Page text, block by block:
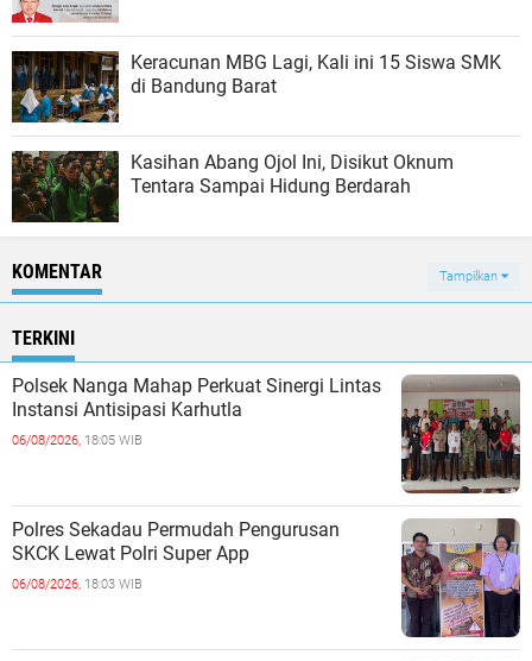
Keracunan MBG Lagi, Kali ini 15 Siswa SMK
di Bandung Barat
Kasihan Abang Ojol Ini, Disikut Oknum
Tentara Sampai Hidung Berdarah
KOMENTAR Tampilkan
TERKINI
Polsek Nanga Mahap Perkuat Sinergi Lintas
Instansi Antisipasi Karhutla
06/08/2026, 18:05 WIB
Polres Sekadau Permudah Pengurusan
SKCK Lewat Polri Super App
06/08/2026, 18:03 WIB